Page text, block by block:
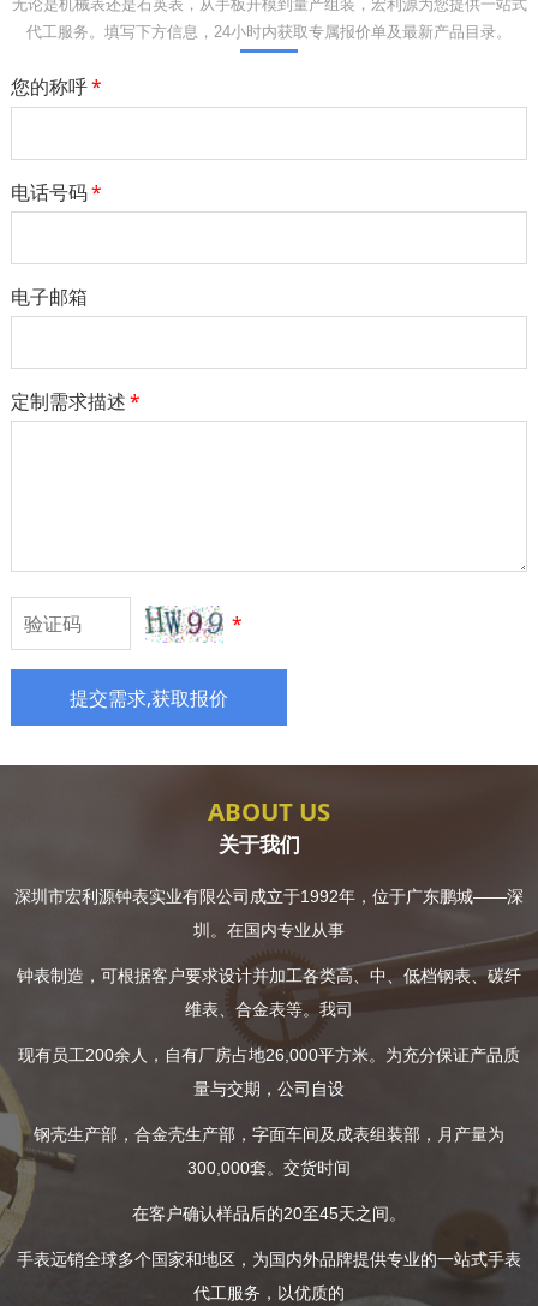
无论是机械表还是石英表，从手板开模到量产组装，宏利源为您提供一站式
代工服务。填写下方信息，24小时内获取专属报价单及最新产品目录。
您的称呼*
电话号码*
电子邮箱
定制需求描述*
*
提交需求,获取报价
ABOUT US
关于我们
深圳市宏利源钟表实业有限公司成立于1992年，位于广东鹏城——深
圳。在国内专业从事
钟表制造，可根据客户要求设计并加工各类高、中、低档钢表、碳纤
维表、合金表等。我司
现有员工200余人，自有厂房占地26,000平方米。为充分保证产品质
量与交期，公司自设
钢壳生产部，合金壳生产部，字面车间及成表组装部，月产量为
300,000套。交货时间
在客户确认样品后的20至45天之间。
手表远销全球多个国家和地区，为国内外品牌提供专业的一站式手表
代工服务，以优质的